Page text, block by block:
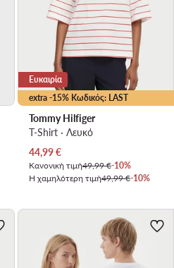
extra -15% Κωδικός: LAST
Ευκαιρία
Tommy Hilfiger
T-Shirt · Λευκό
Τρέχουσα τιμή
44,99€
Κανονική τιμή49,99 €-10%
Η χαμηλότερη τιμή49,99 €-10%